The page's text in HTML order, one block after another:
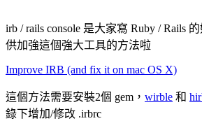
irb / rails console 是大家寫 Ruby / Rails
供加強這個強大工具的方法啦
Improve IRB (and fix it on mac OS X)
這個方法需要安裝2個 gem， wirble 和
錄下增加/修改 .irbrc